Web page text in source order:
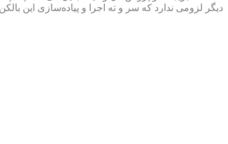
دیگر لزومی ندارد که سر و ته اجرا و پیاده‌سازی این